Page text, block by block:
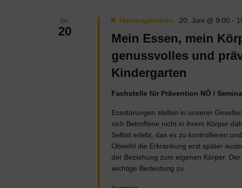
SA.
20
Mein Essen, mein
genussvolles und
Kindergarten
Hervorgehoben 20. Juni @ 9:00 -
Fachstelle für Prävention NÖ /
Essstörungen stellen in unserer
sich Betroffene nicht in ihrem Körper
Selbst erlebt, das es zu kontrollieren
Obwohl die Erkrankung erst später
der Beziehung zum eigenen Körper.
wichtige Bedeutung zu.